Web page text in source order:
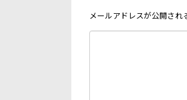
メールアドレスが公開され